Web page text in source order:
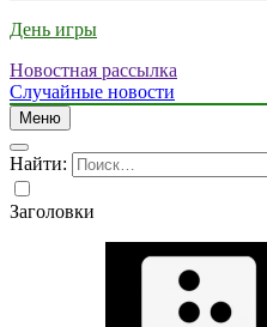
День игры
Новостная рассылка
Случайные новости
Меню
Найти:
Заголовки